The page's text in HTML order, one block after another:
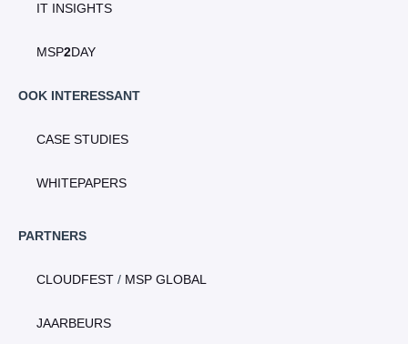
IT INSIGHTS
MSP2DAY
OOK INTERESSANT
CASE STUDIES
WHITEPAPERS
PARTNERS
CLOUDFEST / MSP GLOBAL
JAARBEURS